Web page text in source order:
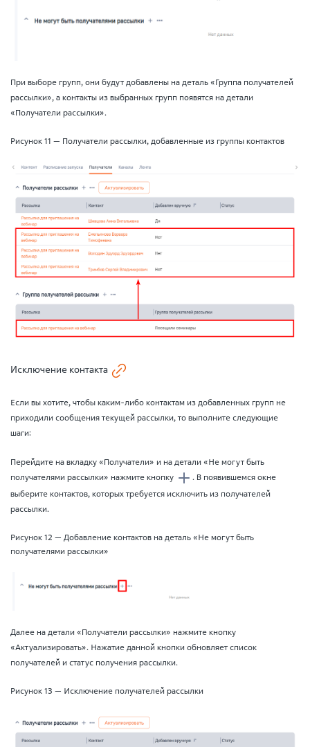
При выборе групп, они будут добавлены на деталь «Группа получателей
рассылки», а контакты из выбранных групп появятся на детали
«Получатели рассылки».
Рисунок 11 — Получатели рассылки, добавленные из группы контактов
Исключение контакта
Если вы хотите, чтобы каким-либо контактам из добавленных групп не
приходили сообщения текущей рассылки, то выполните следующие
шаги:
Перейдите на вкладку «Получатели» и на детали «Не могут быть
получателями рассылки» нажмите кнопку
. В появившемся окне
выберите контактов, которых требуется исключить из получателей
рассылки.
Рисунок 12 — Добавление контактов на деталь «Не могут быть
получателями рассылки»
Далее на детали «Получатели рассылки» нажмите кнопку
«Актуализировать». Нажатие данной кнопки обновляет список
получателей и статус получения рассылки.
Рисунок 13 — Исключение получателей рассылки